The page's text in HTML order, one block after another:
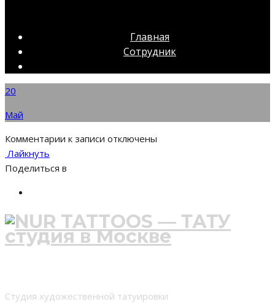
Главная
Сотрудник
20
Май
Комментарии к записи отключены
Лайкнуть
Поделиться в
Студия художественной татуировки